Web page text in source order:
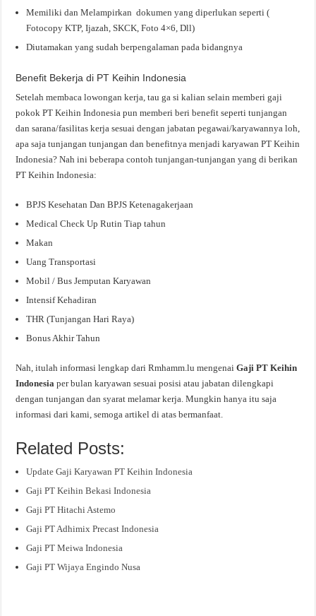
Memiliki dan Melampirkan dokumen yang diperlukan seperti (
Fotocopy KTP, Ijazah, SKCK, Foto 4×6, Dll)
Diutamakan yang sudah berpengalaman pada bidangnya
Benefit Bekerja di PT Keihin Indonesia
Setelah membaca lowongan kerja, tau ga si kalian selain memberi gaji
pokok PT Keihin Indonesia pun memberi beri benefit seperti tunjangan
dan sarana/fasilitas kerja sesuai dengan jabatan pegawai/karyawannya loh,
apa saja tunjangan tunjangan dan benefitnya menjadi karyawan PT Keihin
Indonesia? Nah ini beberapa contoh tunjangan-tunjangan yang di berikan
PT Keihin Indonesia:
BPJS Kesehatan Dan BPJS Ketenagakerjaan
Medical Check Up Rutin Tiap tahun
Makan
Uang Transportasi
Mobil / Bus Jemputan Karyawan
Intensif Kehadiran
THR (Tunjangan Hari Raya)
Bonus Akhir Tahun
Nah, itulah informasi lengkap dari Rmhamm.lu mengenaiGaji PT Keihin
Indonesiaper bulan karyawan sesuai posisi atau jabatan dilengkapi
dengan tunjangan dan syarat melamar kerja. Mungkin hanya itu saja
informasi dari kami, semoga artikel di atas bermanfaat.
Related Posts:
Update Gaji Karyawan PT Keihin Indonesia
Gaji PT Keihin Bekasi Indonesia
Gaji PT Hitachi Astemo
Gaji PT Adhimix Precast Indonesia
Gaji PT Meiwa Indonesia
Gaji PT Wijaya Engindo Nusa